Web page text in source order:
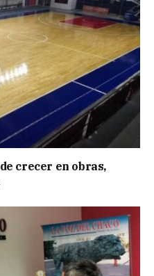
crecer en obras,